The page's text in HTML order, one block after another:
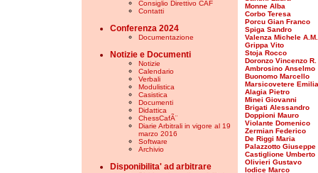
Consiglio Direttivo CAF
Contatti
Conferenza 2024
Documentazione
Notizie e Documenti
Notizie
Calendario
Verbali
Modulistica
Casistica
Documenti
Didattica
ChessCafÃ¨
Diarie Arbitrali in vigore al 19
marzo 2016
Software
Archivio
Disponibilita' ad arbitrare
Monne Alba
Corbo Teresa
Porcu Gian Franco
Spiga Sandro
Valenza Michele A.M.
Grippa Vito
Stoja Rocco
Doronzo Vincenzo R.
Ambrosino Anselmo
Buonomo Marcello
Marsicovetere Emilia
Alagia Pietro
Minei Giovanni
Brigati Alessandro
Doppioni Mauro
Violante Domenico
Zermian Federico
De Riggi Maria
Palazzotto Giuseppe
Castiglione Umberto
Olivieri Gustavo
Iodice Marco